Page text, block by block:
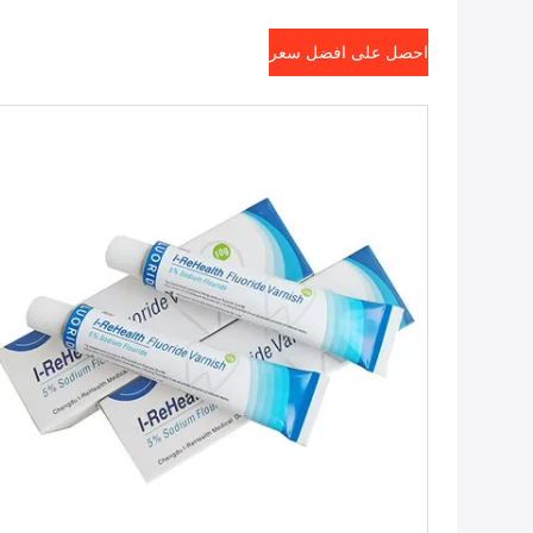
احصل على افضل سعر